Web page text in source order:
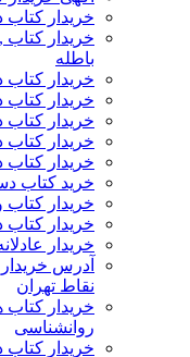
خریدار
خریدار
باطله
خریدار
خریدار
خریدار
خریدار
خریدار
خرید کتاب
خریدار
خریدار کتاب
خریدار
آدرس
نقاط تهران
خریدار کتاب
روانشناسی
خریدار